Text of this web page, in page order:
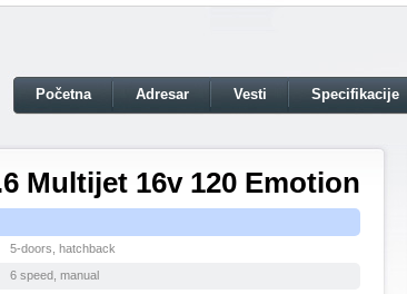
Početna Adresar Vesti Specifikacije
Multijet 16v 120 Emotion
5-doors, hatchback
6 speed, manual